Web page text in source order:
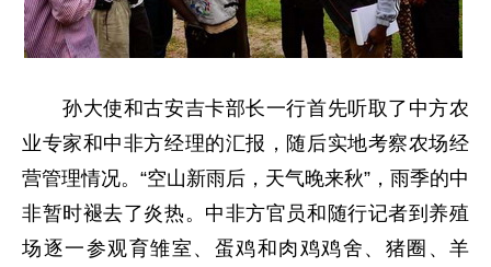
孙大使和古安吉卡部长一行首先听取了中方农
业专家和中非方经理的汇报，随后实地考察农场经
营管理情况。“空山新雨后，天气晚来秋”，雨季的中
非暂时褪去了炎热。中非方官员和随行记者到养殖
场逐一参观育雏室、蛋鸡和肉鸡鸡舍、猪圈、羊